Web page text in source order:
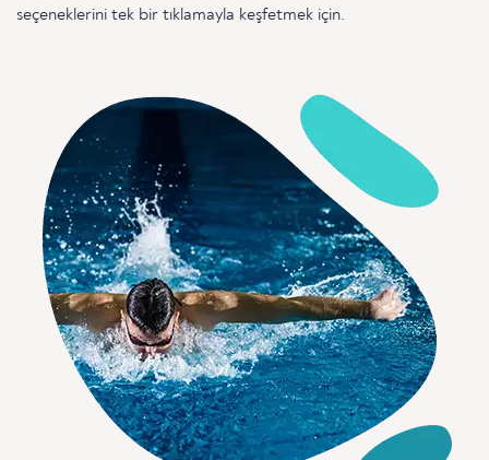
seçeneklerini tek bir tıklamayla keşfetmek için.